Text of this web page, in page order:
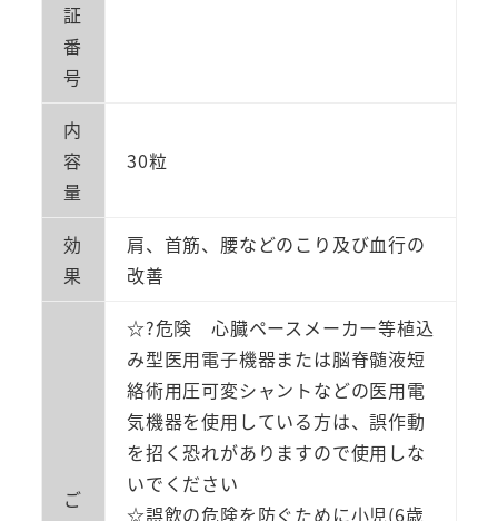
証
番
号
内
容
量
30粒
効
果
肩、首筋、腰などのこり及び血行の
改善
ご
☆?危険 心臓ペースメーカー等植込
み型医用電子機器または脳脊髄液短
絡術用圧可変シャントなどの医用電
気機器を使用している方は、誤作動
を招く恐れがありますので使用しな
いでください
☆誤飲の危険を防ぐために小児(6歳